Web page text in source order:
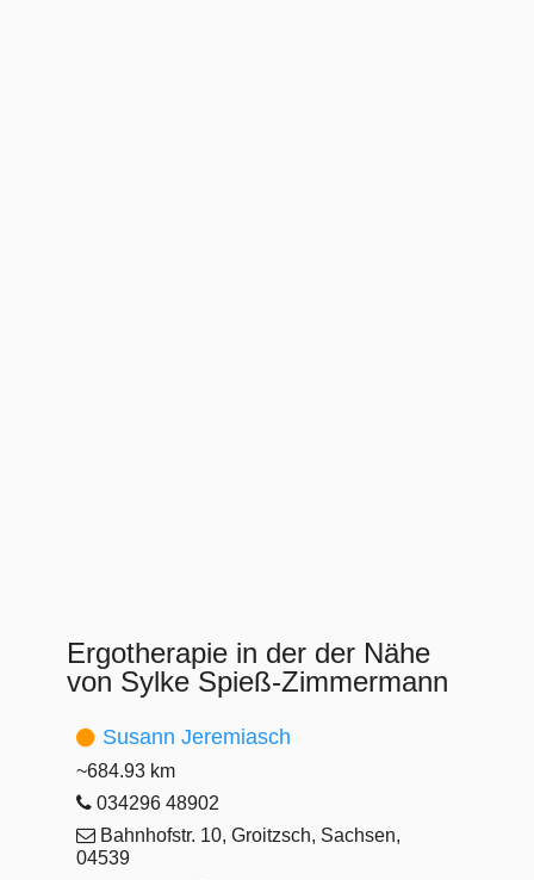
Ergotherapie in der der Nähe
von Sylke Spieß-Zimmermann
Susann Jeremiasch
~684.93 km
034296 48902
Bahnhofstr. 10, Groitzsch, Sachsen,
04539